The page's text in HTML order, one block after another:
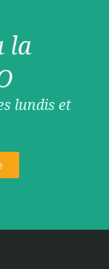
la
lundis et